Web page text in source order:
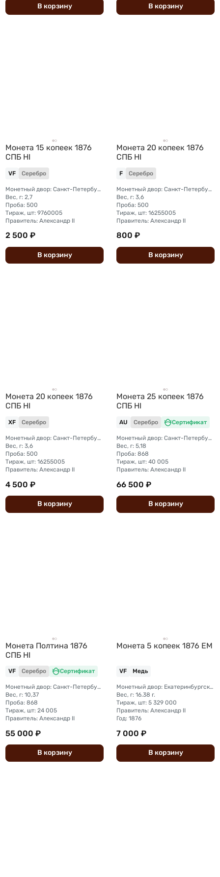
В корзину В корзину
Монета 15 копеек 1876
СПБ HI
VF Серебро
Монетный двор: Санкт-Петербургский монетный двор
Вес, г: 2,7
Проба: 500
Тираж, шт: 9760005
Правитель: Александр II
2 500 ₽
В корзину
Монета 20 копеек 1876
СПБ HI
F Серебро
Монетный двор: Санкт-Петербургский монетный двор
Вес, г: 3,6
Проба: 500
Тираж, шт: 16255005
Правитель: Александр II
800 ₽
В корзину
Монета 20 копеек 1876
СПБ HI
XF Серебро
Монетный двор: Санкт-Петербургский монетный двор
Вес, г: 3,6
Проба: 500
Тираж, шт: 16255005
Правитель: Александр II
4 500 ₽
В корзину
Монета 25 копеек 1876
СПБ НI
AU Серебро Сертификат
Монетный двор: Санкт-Петербургский монетный двор
Вес, г: 5,18
Проба: 868
Тираж, шт: 40 005
Правитель: Александр II
66 500 ₽
В корзину
Монета Полтина 1876
СПБ НI
VF Серебро Сертификат
Монетный двор: Санкт-Петербургский монетный двор
Вес, г: 10,37
Проба: 868
Тираж, шт: 24 005
Правитель: Александр II
55 000 ₽
В корзину
Монета 5 копеек 1876 ЕМ
VF Медь
Монетный двор: Екатеринбургский монетный двор
Вес, г: 16.38 г.
Тираж, шт: 5 329 000
Правитель: Александр II
Год: 1876
7 000 ₽
В корзину